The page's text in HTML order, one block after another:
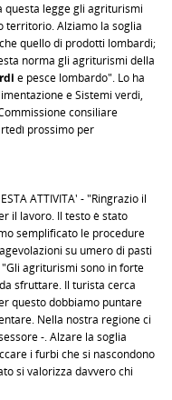
questa legge gli agriturismi
territorio. Alziamo la soglia
quello di prodotti lombardi;
norma gli agriturismi della
e pesce lombardo". Lo ha
e Sistemi verdi,
consiliare
prossimo per
ATTIVITA' - "Ringrazio il
il lavoro. Il testo è stato
semplificato le procedure
su umero di pasti
agriturismi sono in forte
sfruttare. Il turista cerca
questo dobbiamo puntare
Nella nostra regione ci
-. Alzare la soglia
i furbi che si nascondono
si valorizza davvero chi